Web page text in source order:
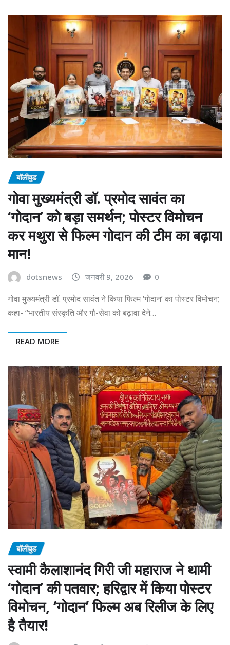
बॉलीवुड
गोवा मुख्यमंत्री डॉ. प्रमोद सावंत का
‘गोदान’ को बड़ा समर्थन; पोस्टर विमोचन
कर मथुरा से फिल्म गोदान की टीम का बढ़ाया
मान!
dotsnews जनवरी 9, 2026 0
गोवा मुख्यमंत्री डॉ. प्रमोद सावंत ने किया फिल्म ‘गोदान’ का पोस्टर विमोचन;
कहा- “भारतीय संस्कृति और गौ-सेवा को बढ़ावा देने…
READ MORE
बॉलीवुड
स्वामी कैलाशानंद गिरी जी महाराज ने थामी
‘गोदान’ की पतवार; हरिद्वार में किया पोस्टर
विमोचन, ‘गोदान’ फिल्म अब रिलीज के लिए
है तैयार!